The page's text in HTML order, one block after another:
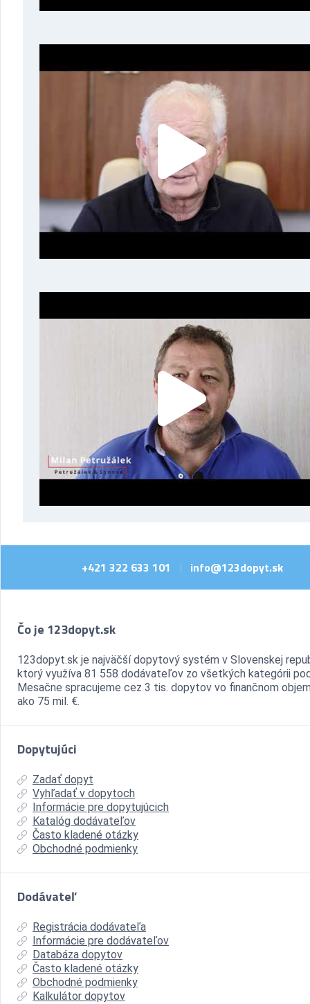
+421 322 633 101 info@123dopyt.sk
Čo je 123dopyt.sk
123dopyt.sk je najväčší dopytový systém v Slovenskej
ktorý využíva 81 558 dodávateľov zo všetkých kategórii
Mesačne spracujeme cez 3 tis. dopytov vo finančnom
ako 75 mil. €.
Dopytujúci
Zadať dopyt
Vyhľadať v dopytoch
Informácie pre dopytujúcich
Katalóg dodávateľov
Často kladené otázky
Obchodné podmienky
Dodávateľ
Registrácia dodávateľa
Informácie pre dodávateľov
Databáza dopytov
Často kladené otázky
Obchodné podmienky
Kalkulátor dopytov